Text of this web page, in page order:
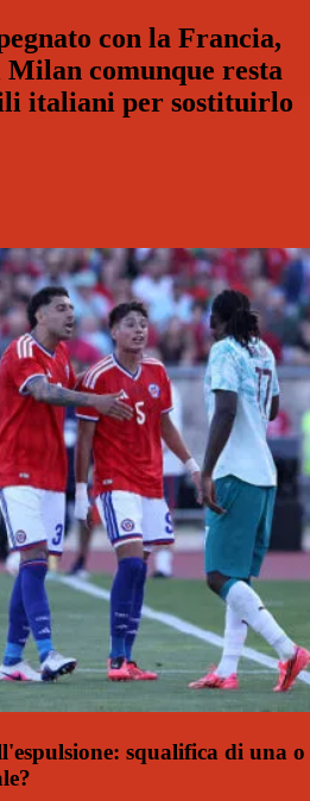
con la Francia,
comunque resta
italiani per sostituirlo
squalifica di una o